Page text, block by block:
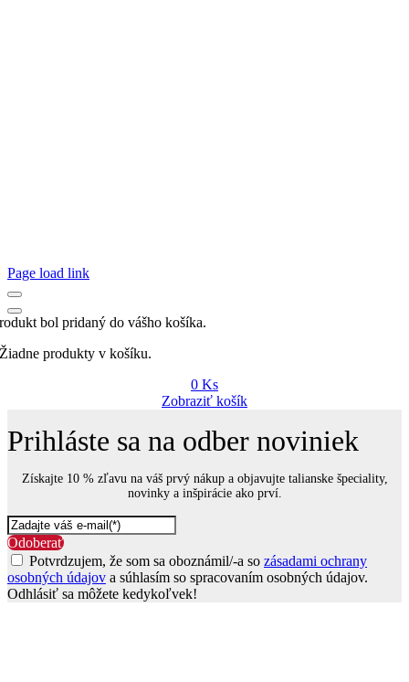
Page load link
bol pridaný do vášho košíka.
Žiadne produkty v košíku.
0 Ks
Zobraziť košík
Prihláste sa na odber noviniek
Získajte 10 % zľavu na váš prvý nákup a objavujte talianske špeciality,
novinky a inšpirácie ako prví.
Odoberať
Potvrdzujem, že som sa oboznámil/-a so zásadami ochrany
osobných údajov a súhlasím so spracovaním osobných údajov.
Odhlásiť sa môžete kedykoľvek!